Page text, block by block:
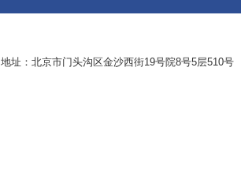
地址：北京市门头沟区金沙西街19号院8号5层510